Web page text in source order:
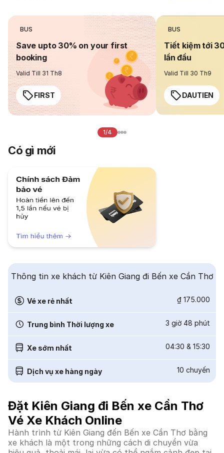
BUS
Save upto 30% on your first
booking
Valid Till 31 Th8
FIRST
BUS
Tiết kiệm tới
lần đầu
Valid Till 30 Th9
DAUTIEN
1/4
Có gì mới
Thông tin xe khách từ Kiên Giang đi Bến xe Cần Thơ
Vé xe rẻ nhất ₫ 175.000
Trung bình Thời lượng xe 3 giờ 48 phút
Xe sớm nhất 04:30 & 15:30
Dịch vụ xe hàng ngày 10 chuyến
Đặt Kiên Giang đi Bến xe Cần Thơ
Vé Xe Khách Online
Hành trình từ Kiên Giang đến Bến xe Cần Thơ bằng
xe khách là một trong những cách di chuyển vừa